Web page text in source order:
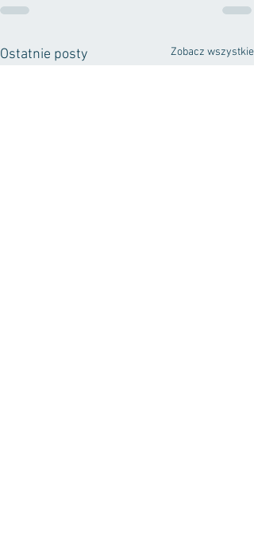
Ostatnie posty Zobacz wszystkie